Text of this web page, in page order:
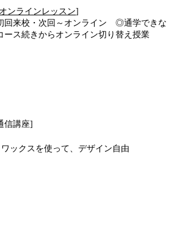
ンラインレッスン]
来校・次回～オンライン ◎通学できな
ース続きからオンライン切り替え授業
信講座]
ックスを使って、デザイン自由